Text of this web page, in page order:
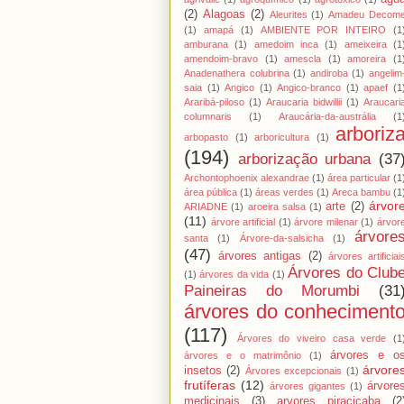
(2) Alagoas (2) Aleurites (1) Amadeu
(1)
amapá (1) AMBIENTE POR INTEIRO
(1)
amburana
(1) amedoim inca (1) ameixeira
(1)
amendoim-bravo
(1) amescla (1) amoreira
(1)
Anadenathera colubrina (1) andiroba (1)
saia (1) Angico (1) Angico-branco (1) apaef (1)
Araribá-piloso (1) Araucaria bidwillii (1)
columnaris
(1) Araucária-da-austrália
(1)
arbopasto
(1) arboricultura (1)
(194) arborização urbana (37)
Archontophoenix alexandrae (1) área particular (1)
área pública (1) áreas verdes (1) Areca bambu (1)
ARIADNE (1) aroeira salsa (1) arte (2)
(11) árvore artificial (1) árvore milenar (1)
santa
(1) Árvore-da-salsicha (1)
árvores
(47)
árvores antigas (2)
árvores artificiais
(1) árvores da vida (1) Árvores do
Paineiras do Morumbi
(31)
árvores do
(117)
Árvores do viveiro casa verde
(1)
árvores e o matrimônio
(1)
árvores e os
insetos (2) Árvores excepcionais (1)
frutíferas (12) árvores gigantes (1) árvores
medicinais
(3) arvores piracicaba